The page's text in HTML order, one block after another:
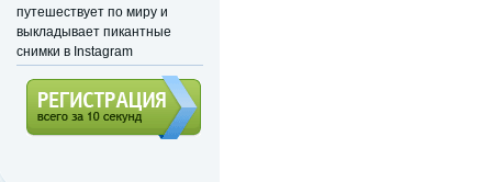
путешествует по миру и
выкладывает пикантные
снимки в Instagram